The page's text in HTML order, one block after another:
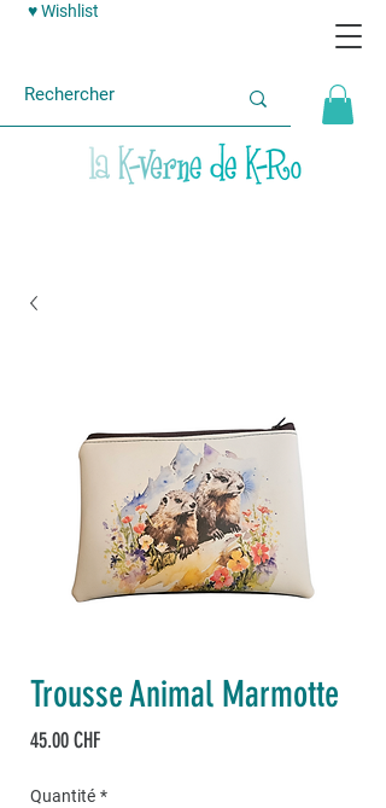
♥ Wishlist
Trousse Animal Marmotte
45.00 CHFPrix
Quantité *